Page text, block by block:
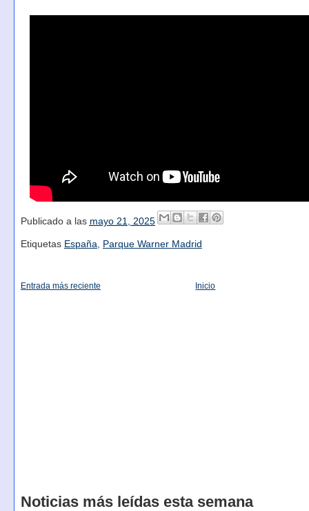
Publicado a las mayo 21, 2025
Etiquetas España Parque Warner Madrid
Entrada más reciente Inicio
Noticias más leídas esta semana